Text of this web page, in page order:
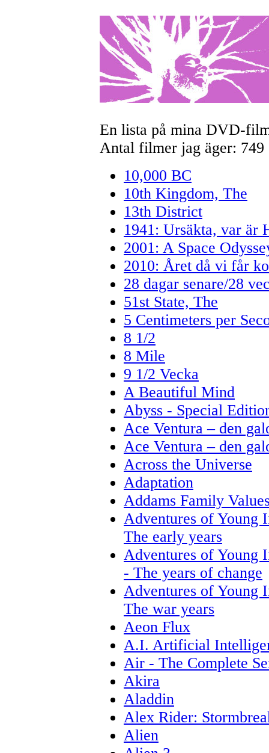
En lista på mina DVD-
Antal filmer jag äger: 749
10,000 BC
10th Kingdom, The
13th District
1941: Ursäkta, var är
2001: A Space
2010: Året då vi får
28 dagar senare/28
51st State, The
5 Centimeters per
8 1/2
8 Mile
9 1/2 Vecka
A Beautiful Mind
Abyss - Special
Ace Ventura – den
Ace Ventura – den
Across the Universe
Adaptation
Addams Family
Adventures of Young
The early years
Adventures of Young
- The years of change
Adventures of Young
The war years
Aeon Flux
A.I. Artificial
Air - The Complete
Akira
Aladdin
Alex Rider:
Alien